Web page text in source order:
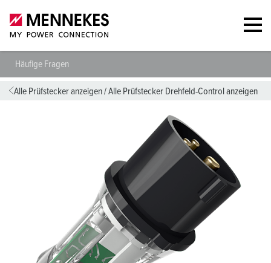
Häufige Fragen
Alle Prüfstecker anzeigen/Alle Prüfstecker Drehfeld-Control anzeigen